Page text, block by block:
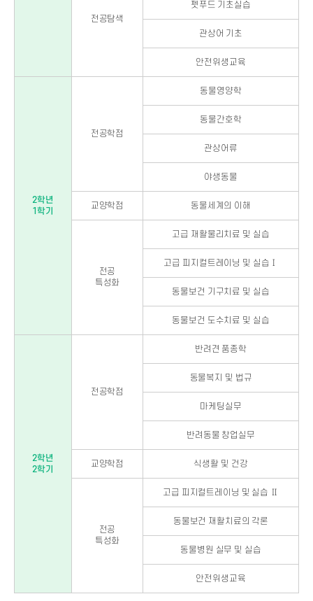
전공탐색
펫푸드 기초실습
관상어 기초
안전위생교육
2학년
1학기
전공학점
동물영양학
동물간호학
관상어류
야생동물
교양학점 동물세계의 이해
전공
특성화
고급 재활물리치료 및 실습
고급 피지컬트레이닝 및 실습Ⅰ
동물보건 기구치료 및 실습
동물보건 도수치료 및 실습
2학년
2학기
전공학점
반려견 품종학
동물복지 및 법규
마케팅실무
반려동물 창업실무
교양학점 식생활 및 건강
전공
특성화
고급 피지컬트레이닝 및 실습 Ⅱ
동물보건 재활치료의 각론
동물병원 실무 및 실습
안전위생교육